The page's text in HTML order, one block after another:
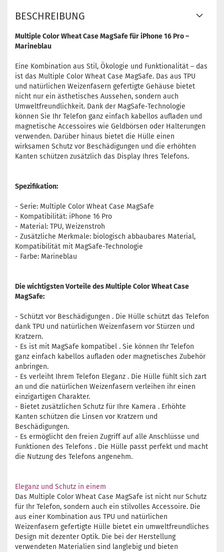
BESCHREIBUNG
Multiple Color Wheat Case MagSafe für iPhone 16 Pro –
Marineblau
Eine Kombination aus Stil, Ökologie und Funktionalität – das
ist das Multiple Color Wheat Case MagSafe. Das aus TPU
und natürlichen Weizenfasern gefertigte Gehäuse bietet
nicht nur ein ästhetisches Aussehen, sondern auch
Umweltfreundlichkeit. Dank der MagSafe-Technologie
können Sie Ihr Telefon ganz einfach kabellos aufladen und
magnetische Accessoires wie Geldbörsen oder Halterungen
verwenden. Darüber hinaus bietet die Hülle einen
wirksamen Schutz vor Beschädigungen und die erhöhten
Kanten schützen zusätzlich das Display Ihres Telefons.
Spezifikation:
- Serie: Multiple Color Wheat Case MagSafe
- Kompatibilität: iPhone 16 Pro
- Material: TPU, Weizenstroh
- Zusätzliche Merkmale: biologisch abbaubares Material,
Kompatibilität mit MagSafe-Technologie
- Farbe: Marineblau
Die wichtigsten Vorteile des Multiple Color Wheat Case
MagSafe:
- Schützt vor Beschädigungen . Die Hülle schützt das Telefon
dank TPU und natürlichen Weizenfasern vor Stürzen und
Kratzern.
- Es ist mit MagSafe kompatibel . Sie können Ihr Telefon
ganz einfach kabellos aufladen oder magnetisches Zubehör
anbringen.
- Es verleiht Ihrem Telefon Eleganz . Die Hülle fühlt sich zart
an und die natürlichen Weizenfasern verleihen ihr einen
einzigartigen Charakter.
- Bietet zusätzlichen Schutz für Ihre Kamera . Erhöhte
Kanten schützen die Linsen vor Kratzern und
Beschädigungen.
- Es ermöglicht den freien Zugriff auf alle Anschlüsse und
Funktionen des Telefons . Die Hülle passt perfekt und macht
die Nutzung des Telefons angenehm.
Eleganz und Schutz in einem
Das Multiple Color Wheat Case MagSafe ist nicht nur Schutz
für Ihr Telefon, sondern auch ein stilvolles Accessoire. Die
aus einer Kombination aus TPU und natürlichen
Weizenfasern gefertigte Hülle bietet ein umweltfreundliches
Design mit dezenter Optik. Die bei der Herstellung
verwendeten Materialien sind langlebig und bieten